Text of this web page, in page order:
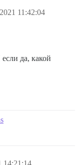
11:42:04
да, какой
14:21:14